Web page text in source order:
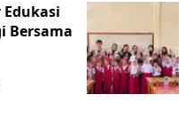
Edukasi
Bersama